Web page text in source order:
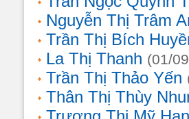
Nguyễn Thị Trâm
Trần Thị Bích
La Thị Thanh (01/
Trần Thị Thảo Yến
Thân Thị Thùy